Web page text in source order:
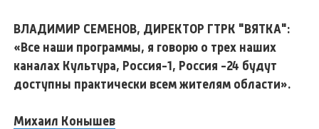
ВЛАДИМИР СЕМЕНОВ, ДИРЕКТОР ГТРК "ВЯТКА":
«Все наши программы, я говорю о трех наших
каналах Культура, Россия-1, Россия -24 будут
доступны практически всем жителям области».
Михаил Конышев